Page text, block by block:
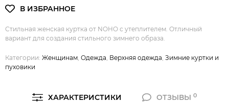
Стильная женская куртка от NOHO с утеплителем. Отличный
вариант для создания стильного зимнего образа.
Категории: Женщинам, Одежда, Верхняя одежда, Зимние куртки и
пуховики
ХАРАКТЕРИСТИКИ ОТЗЫВЫ0